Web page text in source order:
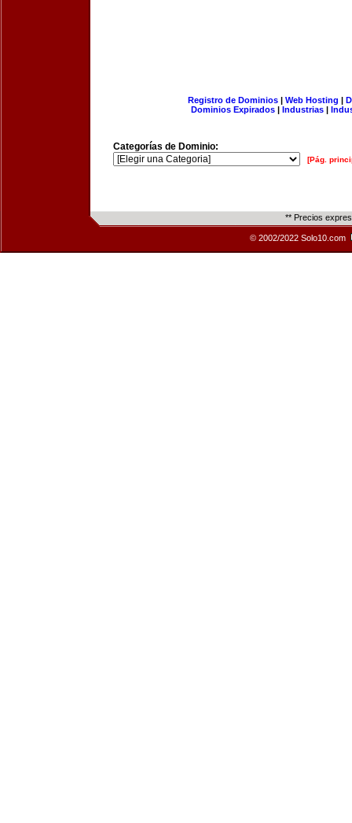
Registro de Dominios| Web Hosting |
Dominios Expirados | Industrias |
Categorías de Dominio:
[Pág.
** Precios
© 2002/2022 Solo10.com